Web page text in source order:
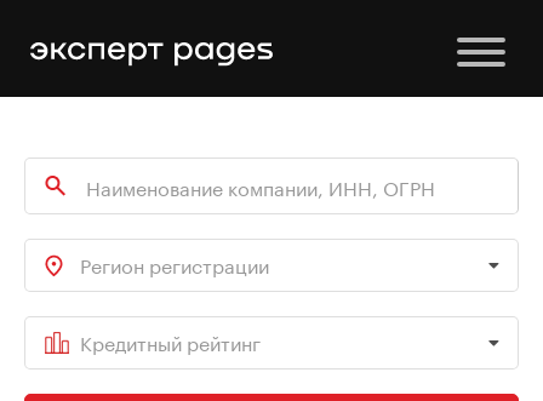
Регион регистрации
Кредитный рейтинг